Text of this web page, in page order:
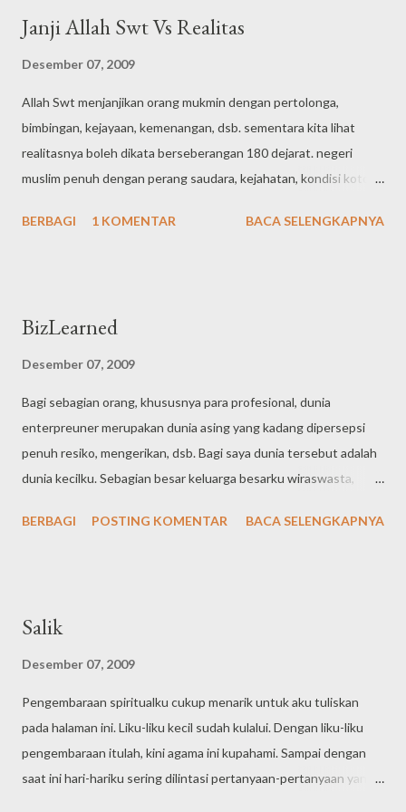
Janji Allah Swt Vs Realitas
Desember 07, 2009
Allah Swt menjanjikan orang mukmin dengan pertolonga,
bimbingan, kejayaan, kemenangan, dsb. sementara kita lihat
realitasnya boleh dikata berseberangan 180 dejarat. negeri
muslim penuh dengan perang saudara, kejahatan, kondisi kotor,
islam yang saat ini relatif bisa kita katakan (paling tidak dengan
BERBAGI 1 KOMENTAR BACA SELENGKAPNYA
BizLearned
Desember 07, 2009
Bagi sebagian orang, khususnya para profesional, dunia
enterpreuner merupakan dunia asing yang kadang dipersepsi
penuh resiko, mengerikan, dsb. Bagi saya dunia tersebut adalah
dunia kecilku. Sebagian besar keluarga besarku wiraswasta,
Sebaliknya, istriku hidup di lingkungan yang sebagian besar
suasana antara keluarga profesinal dengan keluarga wiraswasta.
bisa menyisihkan sebagian untuk belajar bisnis. Aku selalu
menyisihkan uang sakuku untuk belanja kaos C-59, yang waktu
itu masih cukup booming di mana-mana, termasuk di kampungku.
AKu belanja sendiri ke kantor C-59 di sekitar Surapati, kemudian
BERBAGI POSTING KOMENTAR BACA SELENGKAPNYA
Salik
Desember 07, 2009
Pengembaraan spiritualku cukup menarik untuk aku tuliskan
pada halaman ini. Liku-liku kecil sudah kulalui. Dengan liku-liku
pengembaraan itulah, kini agama ini kupahami. Sampai dengan
saat ini hari-hariku sering dilintasi pertanyaan-pertanyaan yang